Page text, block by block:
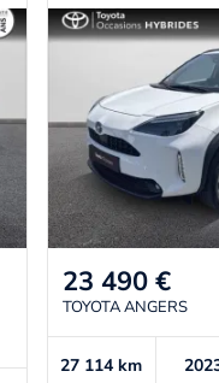
23 490 €
TOYOTA ANGERS
27 114km